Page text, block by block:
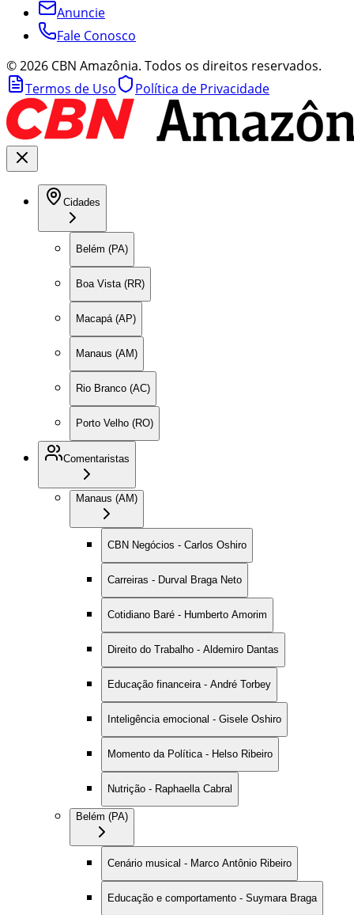
Anuncie
Fale Conosco
©2026 CBN Amazônia. Todos os direitos reservados.
Termos de Uso
Política de Privacidade
Cidades
Belém (PA)
Boa Vista (RR)
Macapá (AP)
Manaus (AM)
Rio Branco (AC)
Porto Velho (RO)
Comentaristas
Manaus (AM)
CBN Negócios - Carlos Oshiro
Carreiras - Durval Braga Neto
Cotidiano Baré - Humberto Amorim
Direito do Trabalho - Aldemiro Dantas
Educação financeira - André Torbey
Inteligência emocional - Gisele Oshiro
Momento da Política - Helso Ribeiro
Nutrição - Raphaella Cabral
Belém (PA)
Cenário musical - Marco Antônio Ribeiro
Educação e comportamento - Suymara Braga